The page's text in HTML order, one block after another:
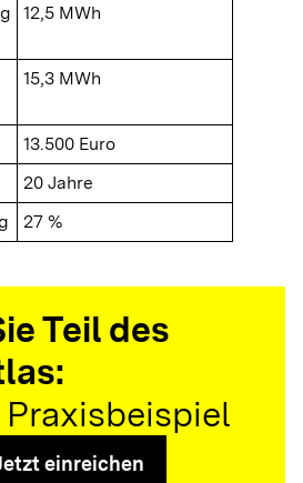
12,5 MWh
15,3 MWh
13.500 Euro
20 Jahre
27 %
Teil des
einreichen